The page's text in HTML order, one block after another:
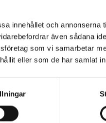
innehållet och annonserna
även sådana
som vi samarbetar
eller som de har samlat